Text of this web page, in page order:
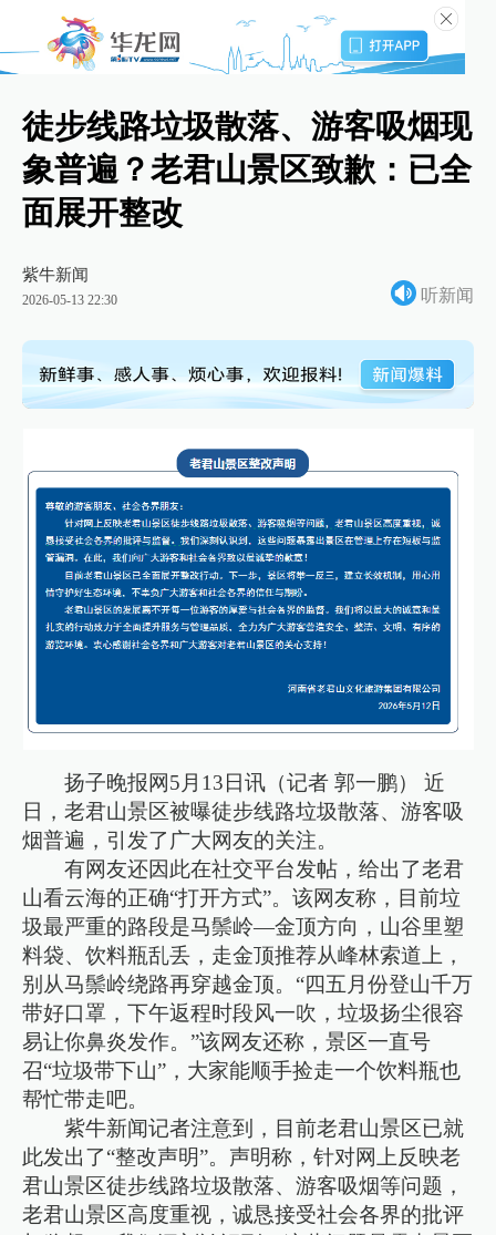
徒步线路垃圾散落、游客吸烟现
象普遍？老君山景区致歉：已全
面展开整改
紫牛新闻
2026-05-13 22:30 听新闻
扬子晚报网5月13日讯（记者 郭一鹏） 近
日，老君山景区被曝徒步线路垃圾散落、游客吸
烟普遍，引发了广大网友的关注。
有网友还因此在社交平台发帖，给出了老君
山看云海的正确“打开方式”。该网友称，目前垃
圾最严重的路段是马鬃岭—金顶方向，山谷里塑
料袋、饮料瓶乱丢，走金顶推荐从峰林索道上，
别从马鬃岭绕路再穿越金顶。“四五月份登山千万
带好口罩，下午返程时段风一吹，垃圾扬尘很容
易让你鼻炎发作。”该网友还称，景区一直号
召“垃圾带下山”，大家能顺手捡走一个饮料瓶也
帮忙带走吧。
紫牛新闻记者注意到，目前老君山景区已就
此发出了“整改声明”。声明称，针对网上反映老
君山景区徒步线路垃圾散落、游客吸烟等问题，
老君山景区高度重视，诚恳接受社会各界的批评